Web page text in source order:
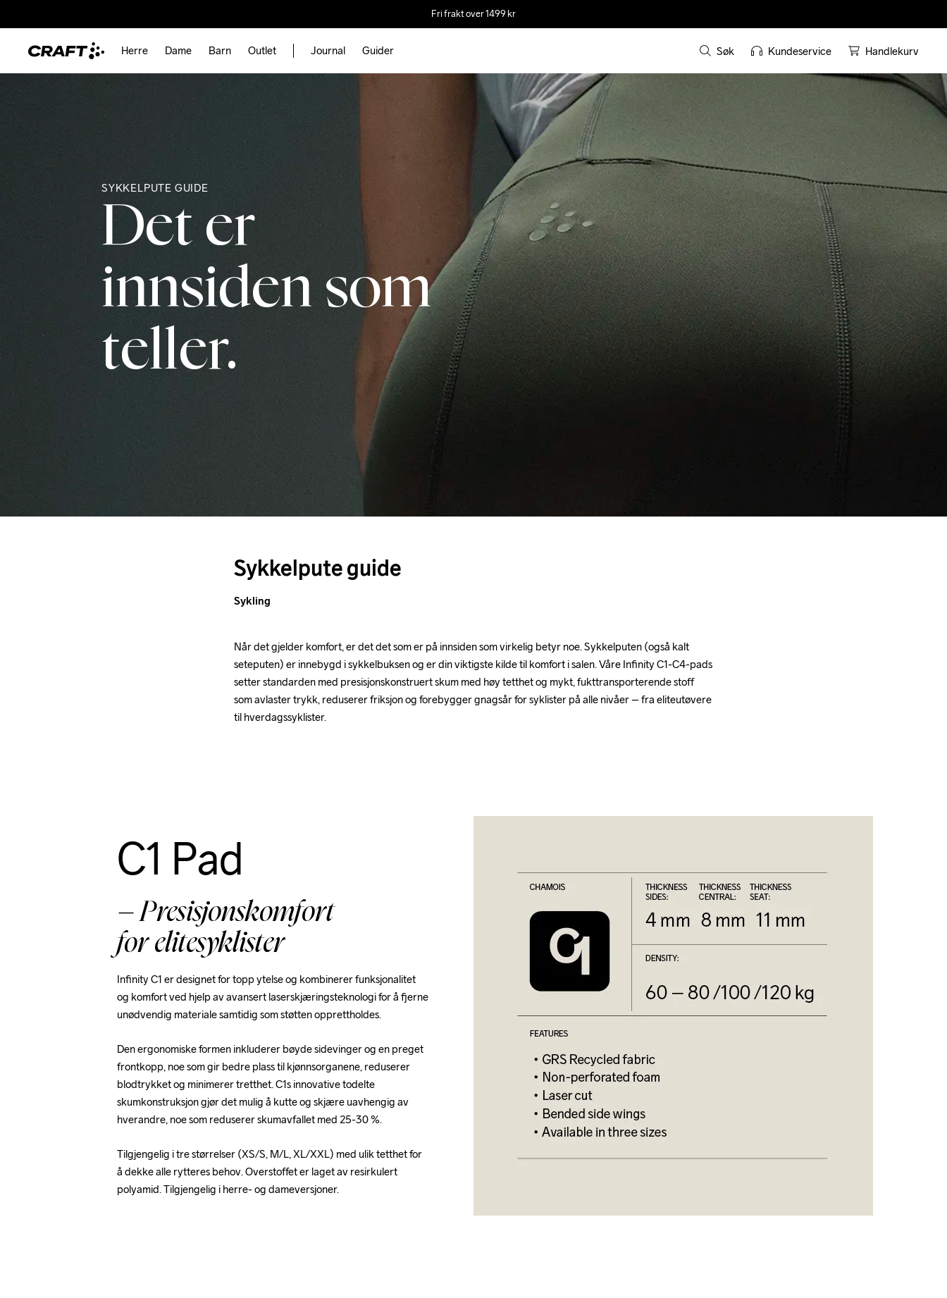
Fri frakt over 1499 kr
Herre Dame Barn Outlet Journal Guider Søk Kundeservice Handlekurv
SYKKELPUTE GUIDE
Det er
innsiden som
teller.
Sykkelpute guide
Sykling
Når det gjelder komfort, er det det som er på innsiden som virkelig betyr noe. Sykkelputen (også kalt
seteputen) er innebygd i sykkelbuksen og er din viktigste kilde til komfort i salen. Våre Infinity C1-C4-pads
setter standarden med presisjonskonstruert skum med høy tetthet og mykt, fukttransporterende stoff
som avlaster trykk, reduserer friksjon og forebygger gnagsår for syklister på alle nivåer – fra eliteutøvere
til hverdagssyklister.
C1 Pad
– Presisjonskomfort
for elitesyklister
Infinity C1 er designet for topp ytelse og kombinerer funksjonalitet
og komfort ved hjelp av avansert laserskjæringsteknologi for å fjerne
unødvendig materiale samtidig som støtten opprettholdes.
Den ergonomiske formen inkluderer bøyde sidevinger og en preget
frontkopp, noe som gir bedre plass til kjønnsorganene, reduserer
blodtrykket og minimerer tretthet. C1s innovative todelte
skumkonstruksjon gjør det mulig å kutte og skjære uavhengig av
hverandre, noe som reduserer skumavfallet med 25-30 %.
Tilgjengelig i tre størrelser (XS/S, M/L, XL/XXL) med ulik tetthet for
å dekke alle rytteres behov. Overstoffet er laget av resirkulert
polyamid. Tilgjengelig i herre- og dameversjoner.